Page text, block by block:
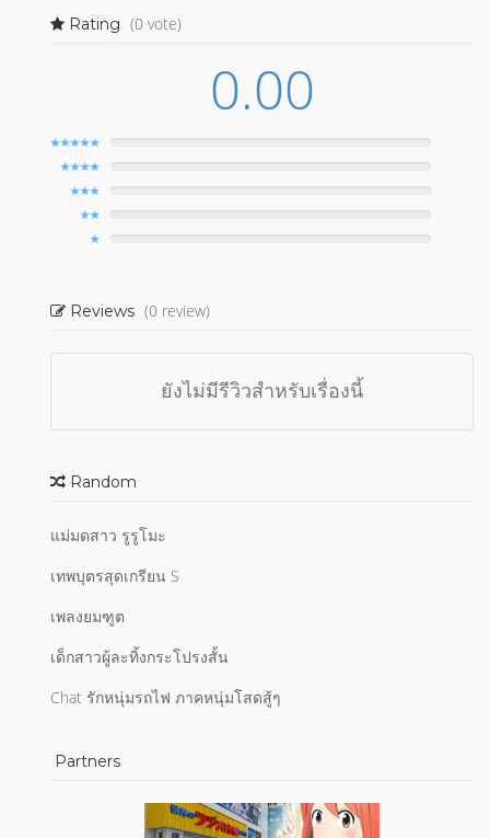
Rating (0 vote)
0.00
Reviews (0 review)
ยังไม่มีรีวิวสำหรับเรื่องนี้
Random
แม่มดสาว รูรูโมะ
เทพบุตรสุดเกรียน S
เพลงยมฑูต
เด็กสาวผู้ละทิ้งกระโปรงสั้น
Chat รักหนุ่มรถไฟ ภาคหนุ่มโสดสู้ๆ
Partners